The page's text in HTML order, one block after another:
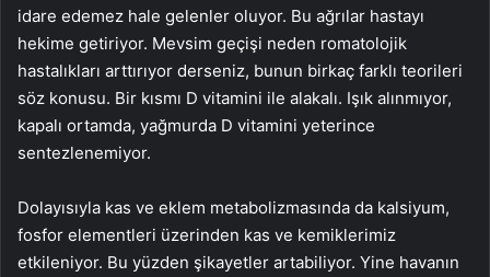
idare edemez hale gelenler oluyor. Bu ağrılar hastayı
hekime getiriyor. Mevsim geçişi neden romatolojik
hastalıkları arttırıyor derseniz, bunun birkaç farklı teorileri
söz konusu. Bir kısmı D vitamini ile alakalı. Işık alınmıyor,
kapalı ortamda, yağmurda D vitamini yeterince
sentezlenemiyor.
Dolayısıyla kas ve eklem metabolizmasında da kalsiyum,
fosfor elementleri üzerinden kas ve kemiklerimiz
etkileniyor. Bu yüzden şikayetler artabiliyor. Yine havanın